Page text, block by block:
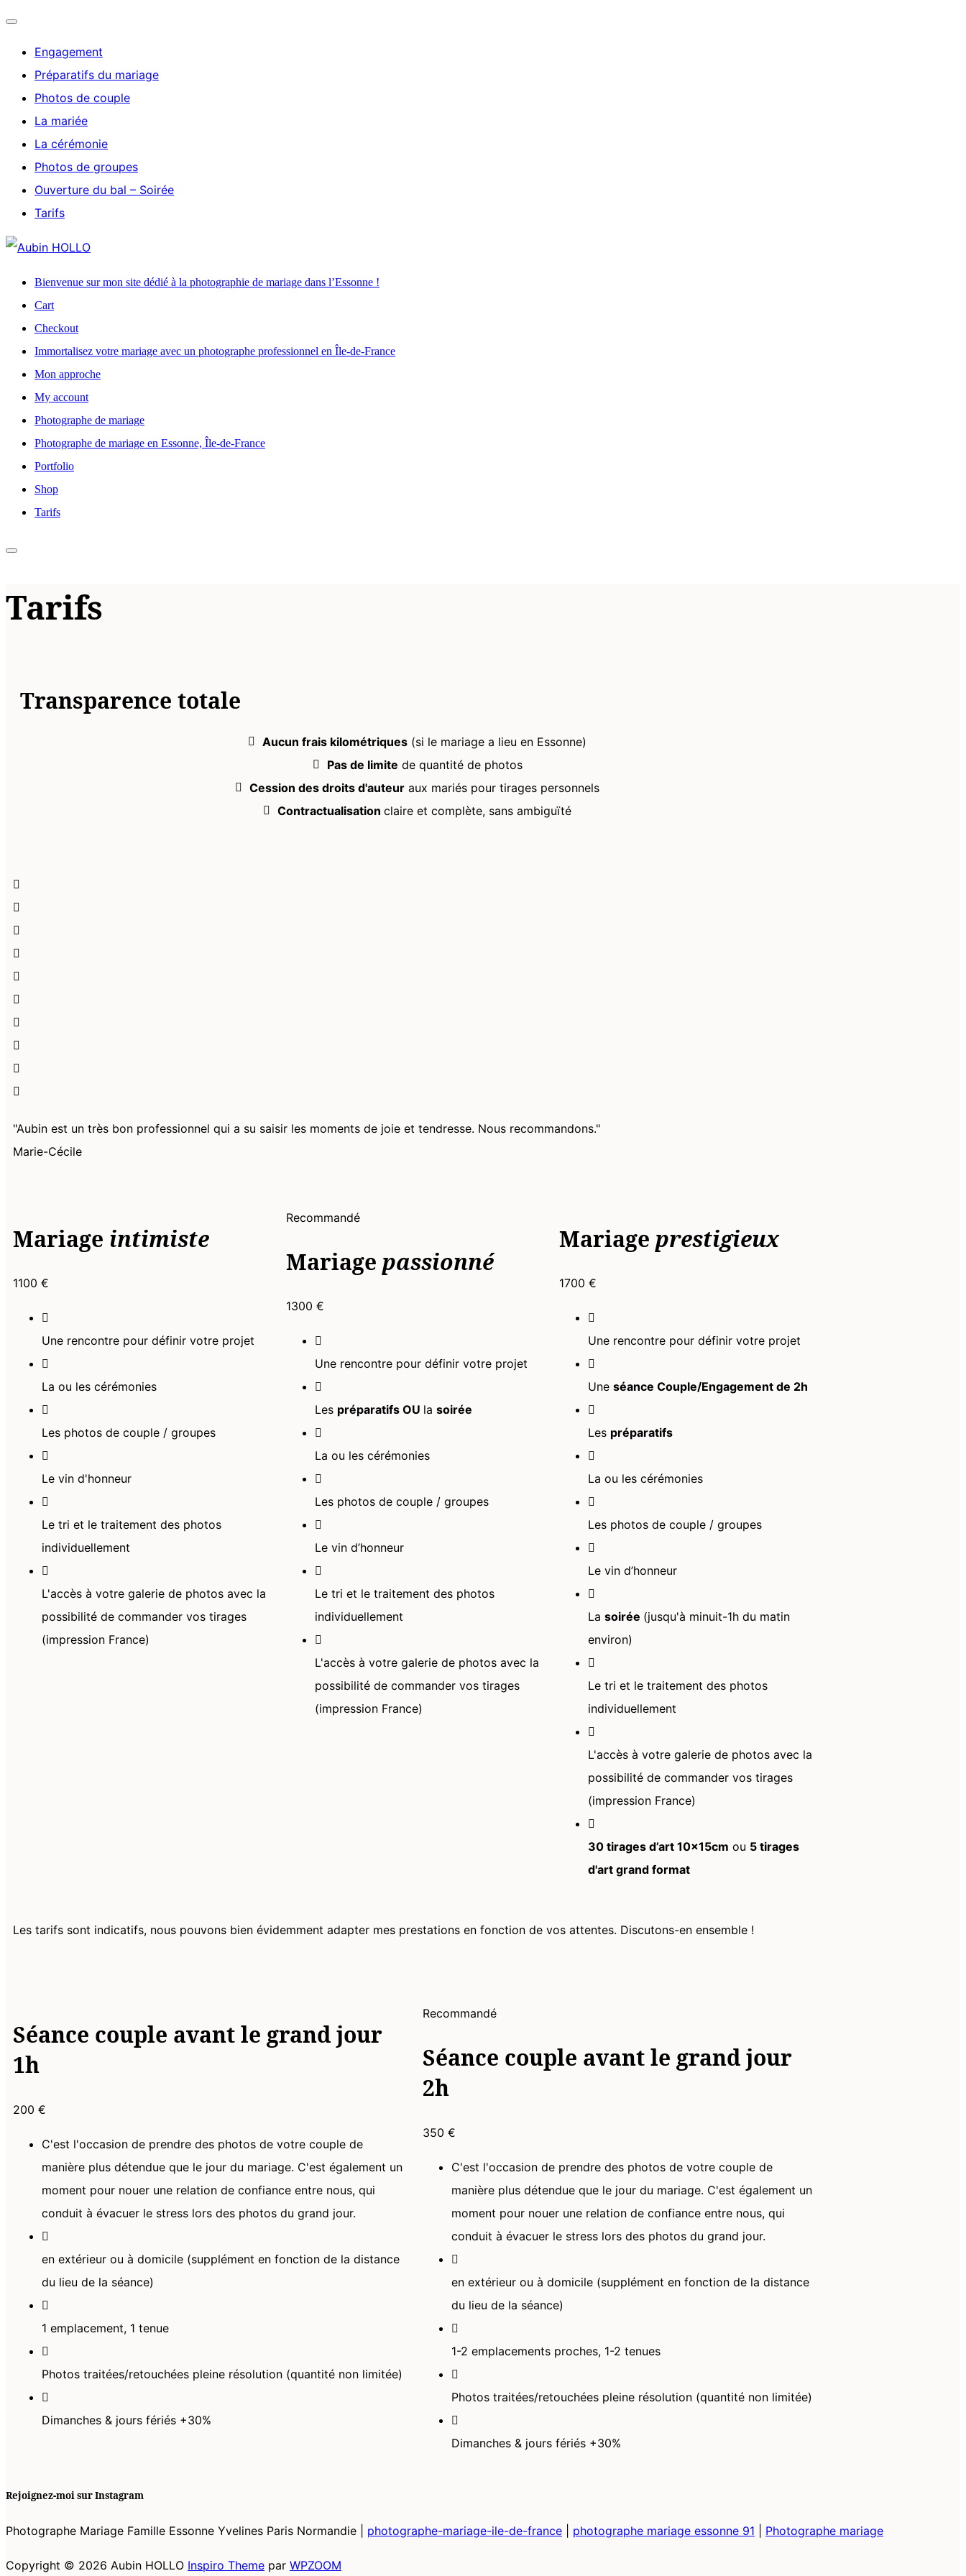
Engagement
Préparatifs du mariage
Photos de couple
La mariée
La cérémonie
Photos de groupes
Ouverture du bal – Soirée
Tarifs
Bienvenue sur mon site dédié à la photographie de mariage dans l’Essonne !
Cart
Checkout
Immortalisez votre mariage avec un photographe professionnel en Île-de-France
Mon approche
My account
Photographe de mariage
Photographe de mariage en Essonne, Île-de-France
Portfolio
Shop
Tarifs
Tarifs
Transparence totale
Aucun frais kilométriques (si le mariage a lieu en Essonne)
Pas de limite de quantité de photos
Cession des droits d'auteur aux mariés pour tirages personnels
Contractualisation claire et complète, sans ambiguïté
"Aubin est un très bon professionnel qui a su saisir les moments de joie et tendresse. Nous recommandons."
Marie-Cécile
Mariage intimiste
1100 €
Une rencontre pour définir votre projet
La ou les cérémonies
Les photos de couple / groupes
Le vin d'honneur
Le tri et le traitement des photos
individuellement
L'accès à votre galerie de photos avec la
possibilité de commander vos tirages
(impression France)
Recommandé
Mariage passionné
1300 €
Une rencontre pour définir votre projet
Les préparatifs OU la soirée
La ou les cérémonies
Les photos de couple / groupes
Le vin d’honneur
Le tri et le traitement des photos
individuellement
L'accès à votre galerie de photos avec la
possibilité de commander vos tirages
(impression France)
Mariage prestigieux
1700 €
Une rencontre pour définir votre projet
Une séance Couple/Engagement de 2h
Les préparatifs
La ou les cérémonies
Les photos de couple / groupes
Le vin d’honneur
La soirée (jusqu'à minuit-1h du matin
environ)
Le tri et le traitement des photos
individuellement
L'accès à votre galerie de photos avec la
possibilité de commander vos tirages
(impression France)
30 tirages d’art 10x15cm ou 5 tirages
d'art grand format
Les tarifs sont indicatifs, nous pouvons bien évidemment adapter mes prestations en fonction de vos attentes. Discutons-en ensemble !
Séance couple avant le grand jour
1h
200 €
C'est l'occasion de prendre des photos de votre couple de
manière plus détendue que le jour du mariage. C'est également un
moment pour nouer une relation de confiance entre nous, qui
conduit à évacuer le stress lors des photos du grand jour.
en extérieur ou à domicile (supplément en fonction de la distance
du lieu de la séance)
1 emplacement, 1 tenue
Photos traitées/retouchées pleine résolution (quantité non limitée)
Dimanches & jours fériés +30%
Recommandé
Séance couple avant le grand jour
2h
350 €
C'est l'occasion de prendre des photos de votre couple de
manière plus détendue que le jour du mariage. C'est également un
moment pour nouer une relation de confiance entre nous, qui
conduit à évacuer le stress lors des photos du grand jour.
en extérieur ou à domicile (supplément en fonction de la distance
du lieu de la séance)
1-2 emplacements proches, 1-2 tenues
Photos traitées/retouchées pleine résolution (quantité non limitée)
Dimanches & jours fériés +30%
Rejoignez-moi sur Instagram
Photographe Mariage Famille Essonne Yvelines Paris Normandie | photographe-mariage-ile-de-france photographe mariage essonne 91 Photographe mariage
Copyright © 2026 Aubin HOLLO Inspiro Theme par WPZOOM